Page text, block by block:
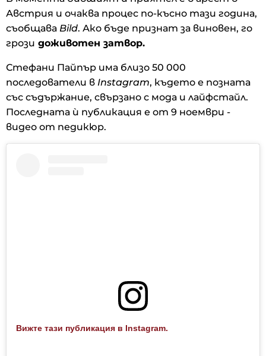
Австрия и очаква процес по-късно тази година,
съобщава Bild. Ако бъде признат за виновен, го
грози доживотен затвор.
Стефани Пайпър има близо 50 000
последователи в Instagram, където е позната
със съдържание, свързано с мода и лайфстайл.
Последната ѝ публикация е от 9 ноември -
видео от педикюр.
Вижте тази публикация в Instagram.